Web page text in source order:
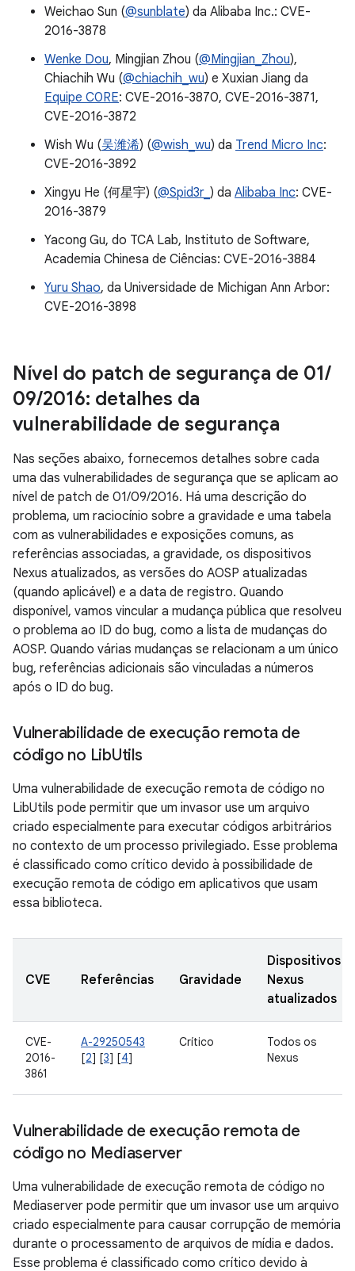
Weichao Sun (@sunblate) da Alibaba Inc.: CVE-
2016-3878
Wenke Dou, Mingjian Zhou (@Mingjian_Zhou),
Chiachih Wu (@chiachih_wu) e Xuxian Jiang da
Equipe C0RE: CVE-2016-3870, CVE-2016-3871,
CVE-2016-3872
Wish Wu (吴潍浠) (@wish_wu) da Trend Micro Inc:
CVE-2016-3892
Xingyu He (何星宇) (@Spid3r_ ) da Alibaba Inc: CVE-
2016-3879
Yacong Gu, do TCA Lab, Instituto de Software,
Academia Chinesa de Ciências: CVE-2016-3884
Yuru Shao, da Universidade de Michigan Ann Arbor:
CVE-2016-3898
Nível do patch de segurança de 01/
09/2016: detalhes da
vulnerabilidade de segurança
Nas seções abaixo, fornecemos detalhes sobre cada
uma das vulnerabilidades de segurança que se aplicam ao
nível de patch de 01/09/2016. Há uma descrição do
problema, um raciocínio sobre a gravidade e uma tabela
com as vulnerabilidades e exposições comuns, as
referências associadas, a gravidade, os dispositivos
Nexus atualizados, as versões do AOSP atualizadas
(quando aplicável) e a data de registro. Quando
disponível, vamos vincular a mudança pública que resolveu
o problema ao ID do bug, como a lista de mudanças do
AOSP. Quando várias mudanças se relacionam a um único
bug, referências adicionais são vinculadas a números
após o ID do bug.
Vulnerabilidade de execução remota de
código no LibUtils
Uma vulnerabilidade de execução remota de código no
LibUtils pode permitir que um invasor use um arquivo
criado especialmente para executar códigos arbitrários
no contexto de um processo privilegiado. Esse problema
é classificado como crítico devido à possibilidade de
execução remota de código em aplicativos que usam
essa biblioteca.
CVE Referências Gravidade
Dispositivos
Nexus
atualizados
CVE-
2016-
3861
A-29250543
[2] [3] [4]
Crítico
Todos os
Nexus
Vulnerabilidade de execução remota de
código no Mediaserver
Uma vulnerabilidade de execução remota de código no
Mediaserver pode permitir que um invasor use um arquivo
criado especialmente para causar corrupção de memória
durante o processamento de arquivos de mídia e dados.
Esse problema é classificado como crítico devido à